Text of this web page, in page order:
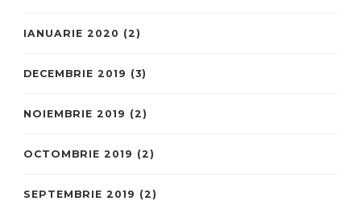
IANUARIE 2020 (2)
DECEMBRIE 2019 (3)
NOIEMBRIE 2019 (2)
OCTOMBRIE 2019 (2)
SEPTEMBRIE 2019 (2)